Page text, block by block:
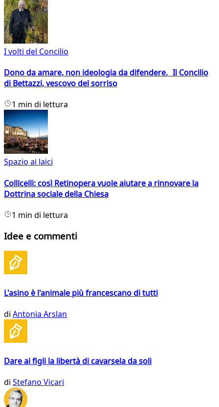
I volti del Concilio
Dono da amare, non ideologia da difendere. Il Concilio
di Bettazzi, vescovo del sorriso
1 min di lettura
Spazio ai laici
Collicelli: così Retinopera vuole aiutare a rinnovare la
Dottrina sociale della Chiesa
1 min di lettura
Idee e commenti
L'asino è l'animale più francescano di tutti
di Antonia Arslan
Dare ai figli la libertà di cavarsela da soli
di Stefano Vicari